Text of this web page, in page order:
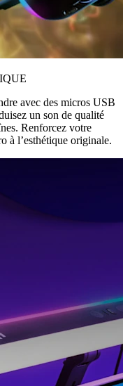
avec des micros USB
un son de qualité
Renforcez votre
à l’esthétique originale.